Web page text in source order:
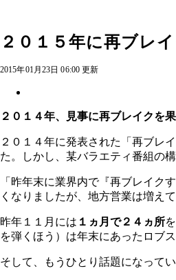
２０１５年に再ブレ
2015年01月23日 06:00 更新
２０１４年、見事に再ブレイクを
２０１４年に発表された「再ブレ
た。しかし、某バラエティ番組の
「昨年末に業界内で『再ブレイク
くなりましたが、地方営業は増えて
昨年１１月には １ヵ月で２４ヵ所
を弾くほう）は年末にあったロブ
そして、もうひとり話題になって